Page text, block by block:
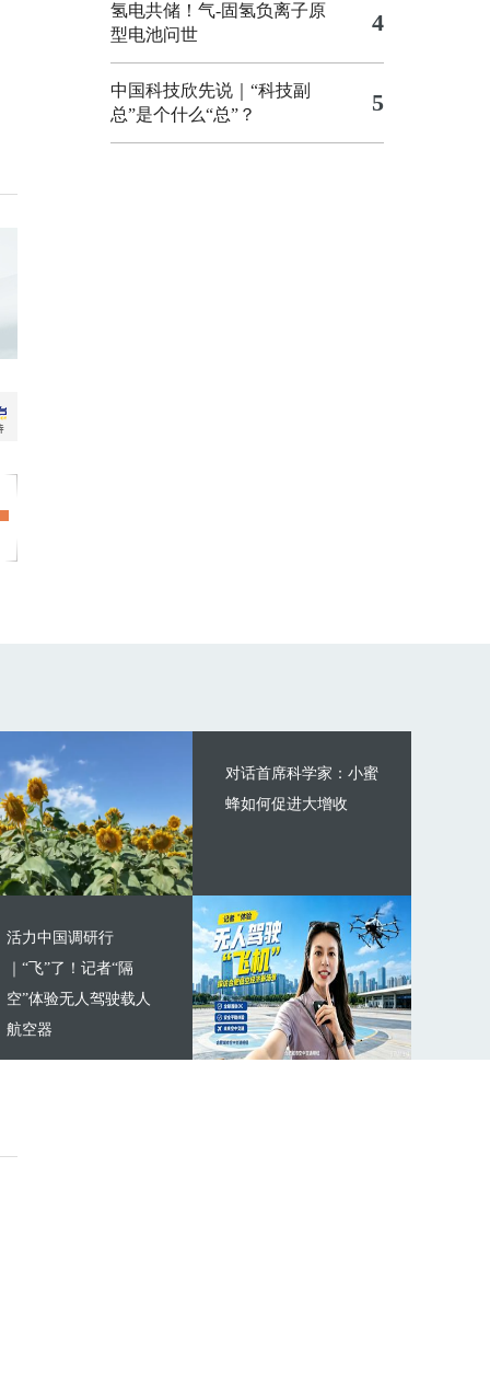
氢电共储！气-固氢负离子原
型电池问世
4
中国科技欣先说｜“科技副
总”是个什么“总”？
5
对话首席科学家：小蜜
蜂如何促进大增收
活力中国调研行
｜“飞”了！记者“隔
空”体验无人驾驶载人
航空器